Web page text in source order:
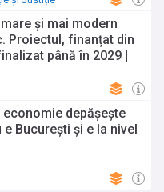
și mai modern
Proiectul, finanțat din
până în 2029 |
economie depășește
București și e la nivel